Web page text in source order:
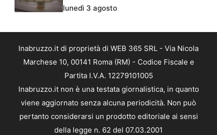
lunedì 3 agosto
Inabruzzo.it di proprietà di WEB 365 SRL - Via Nicola
Marchese 10, 00141 Roma (RM) - Codice Fiscale e
Partita I.V.A. 12279101005
Inabruzzo.it non è una testata giornalistica, in quanto
viene aggiornato senza alcuna periodicità. Non può
pertanto considerarsi un prodotto editoriale ai sensi
della legge n. 62 del 07.03.2001